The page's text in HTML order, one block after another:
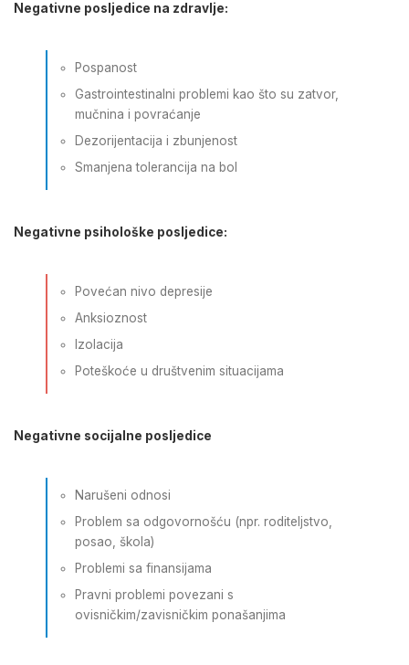
Negativne posljedice na zdravlje:
Pospanost
Gastrointestinalni problemi kao što su zatvor,
mučnina i povraćanje
Dezorijentacija i zbunjenost
Smanjena tolerancija na bol
Negativne psihološke posljedice:
Povećan nivo depresije
Anksioznost
Izolacija
Poteškoće u društvenim situacijama
Negativne socijalne posljedice
Narušeni odnosi
Problem sa odgovornošću (npr. roditeljstvo,
posao, škola)
Problemi sa finansijama
Pravni problemi povezani s
ovisničkim/zavisničkim ponašanjima